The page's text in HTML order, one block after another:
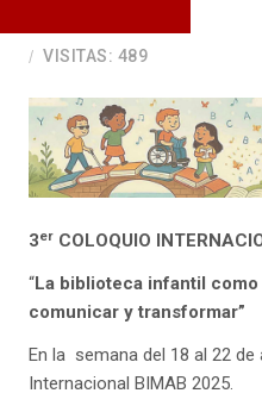
VISITAS: 489
3er COLOQUIO
“La biblioteca infantil
comunicar y transformar”
En la semana del 18 al 22
Internacional BIMAB 2025.